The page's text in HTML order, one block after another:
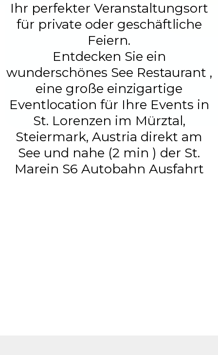
Ihr perfekter Veranstaltungsort
für private oder geschäftliche
Feiern.
Entdecken Sie ein
wunderschönes See Restaurant ,
eine große einzigartige
Eventlocation für Ihre Events in
St. Lorenzen im Mürztal,
Steiermark, Austria direkt am
See und nahe (2 min ) der St.
Marein S6 Autobahn Ausfahrt